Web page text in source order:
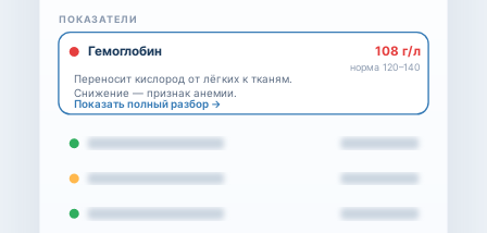
ПОКАЗАТЕЛИ
Гемоглобин 108 г/л
норма 120–140
Переносит кислород от лёгких к тканям.
Снижение — признак анемии.
Показать полный разбор →